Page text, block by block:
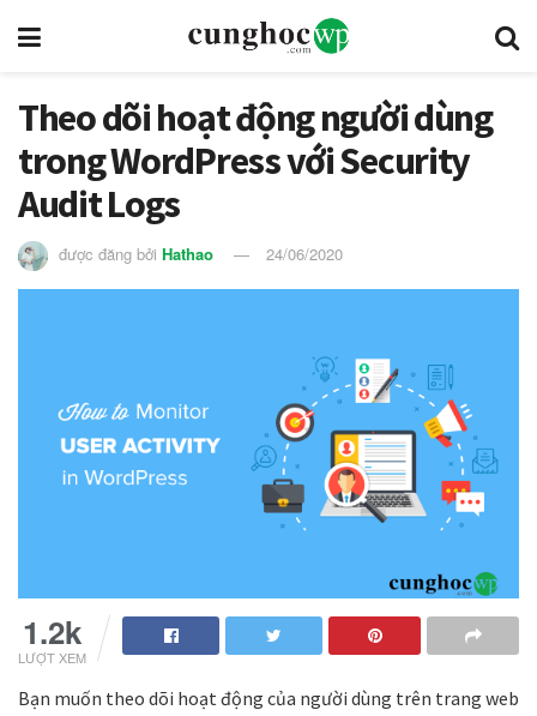
Theo dõi hoạt động người dùng
trong WordPress với Security
Audit Logs
được đăng bởi Hathao 24/06/2020
1.2k
LƯỢT XEM
Bạn muốn theo dõi hoạt động của người dùng trên trang web